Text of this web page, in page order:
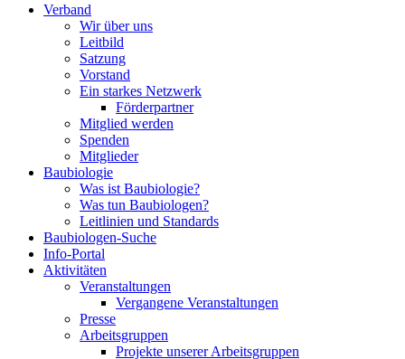
Verband
Wir über uns
Leitbild
Satzung
Vorstand
Ein starkes Netzwerk
Förderpartner
Mitglied werden
Spenden
Mitglieder
Baubiologie
Was ist Baubiologie?
Was tun Baubiologen?
Leitlinien und Standards
Baubiologen-Suche
Info-Portal
Aktivitäten
Veranstaltungen
Vergangene Veranstaltungen
Presse
Arbeitsgruppen
Projekte unserer Arbeitsgruppen